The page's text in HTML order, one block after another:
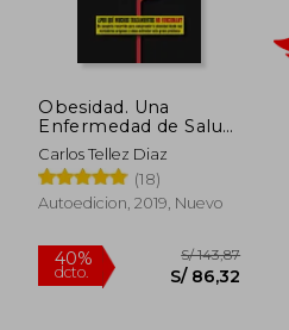
28%
dcto. S/ 46,00
Obesidad. Una
Enfermedad de Salud
Mental
Carlos Tellez Diaz
(18)
Autoedicion, 2019, Nuevo